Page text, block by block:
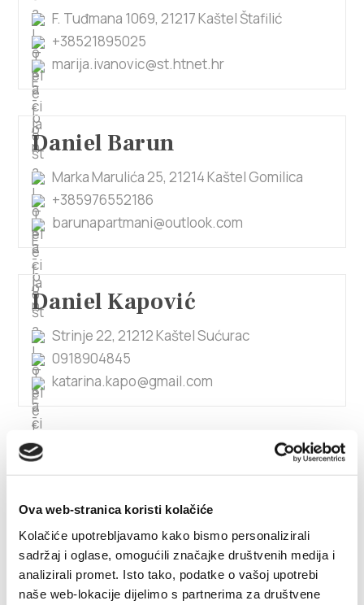
Ova web-stranica koristi kolačiće
Kolačiće upotrebljavamo kako bismo personalizirali
sadržaj i oglase, omogućili značajke društvenih medija i
analizirali promet. Isto tako, podatke o vašoj upotrebi
naše web-lokacije dijelimo s partnerima za društvene
F. Tuđmana 1069, 21217 Kaštel Štafilić
+38521895025
marija.ivanovic@st.htnet.hr
Daniel Barun
Marka Marulića 25, 21214 Kaštel Gomilica
+385976552186
barunapartmani@outlook.com
Daniel Kapović
Strinje 22, 21212 Kaštel Sućurac
0918904845
katarina.kapo@gmail.com
Brce1, 21217 Kaštel Stari
+38598589830
danijela.baldic@gmail.com